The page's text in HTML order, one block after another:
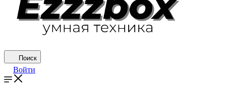
Поиск
Войти